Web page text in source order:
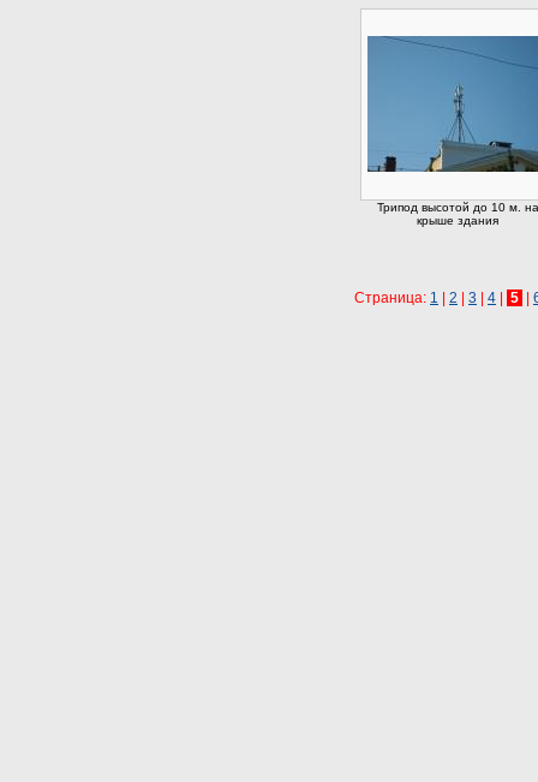
Трипод высотой до 10 м. на
крыше здания
Страница: 1 | 2 | 3 | 4 | 5 |